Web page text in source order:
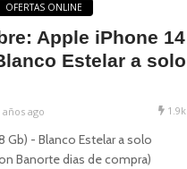
OFERTAS ONLINE
Apple iPhone 14
Estelar a solo
años ago 1.9k
Gb) - Blanco Estelar a solo
Banorte dias de compra)